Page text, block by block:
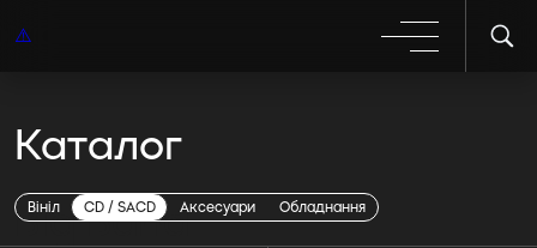
Каталог
Вініл CD / SACD Аксесуари Обладнання
Big Band